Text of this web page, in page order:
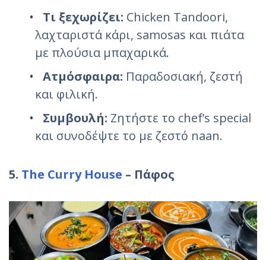
Τι ξεχωρίζει: Chicken Tandoori,
λαχταριστά κάρι, samosas και πιάτα
με πλούσια μπαχαρικά.
Ατμόσφαιρα: Παραδοσιακή, ζεστή
και φιλική.
Συμβουλή: Ζητήστε το chef’s special
και συνοδέψτε το με ζεστό naan.
5. The Curry House – Πάφος